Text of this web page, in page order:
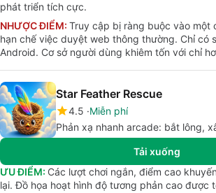
phát triển tích cực.
NHƯỢC ĐIỂM: Truy cập bị ràng buộc vào một
hạn chế việc duyệt web thông thường. Chỉ có
Android. Cơ sở người dùng khiêm tốn với chỉ
Star Feather Rescue
4.5 Miễn phí
Phản xạ nhanh arcade: bắt lông,
Tải xuống
ƯU ĐIỂM: Các lượt chơi ngắn, điểm cao
lại. Đồ họa hoạt hình độ tương phản cao được